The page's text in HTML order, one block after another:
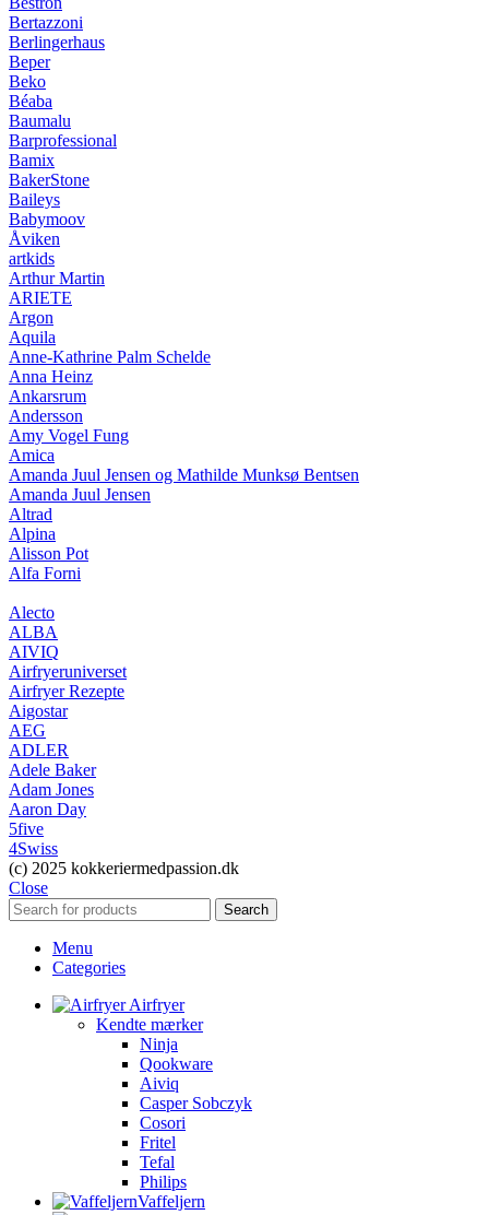
Bertazzoni
Berlingerhaus
Beper
Beko
Béaba
Baumalu
Barprofessional
Bamix
BakerStone
Baileys
Babymoov
Åviken
artkids
Arthur Martin
ARIETE
Argon
Aquila
Anne-Kathrine Palm Schelde
Anna Heinz
Ankarsrum
Andersson
Amy Vogel Fung
Amica
Amanda Juul Jensen og Mathilde Munksø Bentsen
Amanda Juul Jensen
Altrad
Alpina
Alisson Pot
Alfa Forni
Alecto
ALBA
AIVIQ
Airfryeruniverset
Airfryer Rezepte
Aigostar
AEG
ADLER
Adele Baker
Adam Jones
Aaron Day
5five
4Swiss
(c) 2025 kokkeriermedpassion.dk
Close
Search
Menu
Categories
Airfryer
Kendte mærker
Ninja
Qookware
Aiviq
Casper Sobczyk
Cosori
Fritel
Tefal
Philips
Vaffeljern